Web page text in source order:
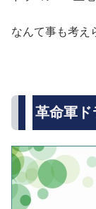
なんて事も考え
革命軍ド